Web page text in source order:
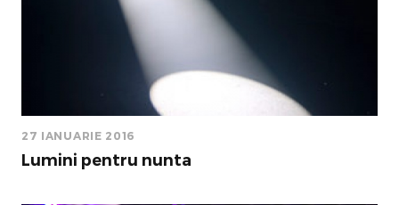
27 IANUARIE 2016
Lumini pentru nunta